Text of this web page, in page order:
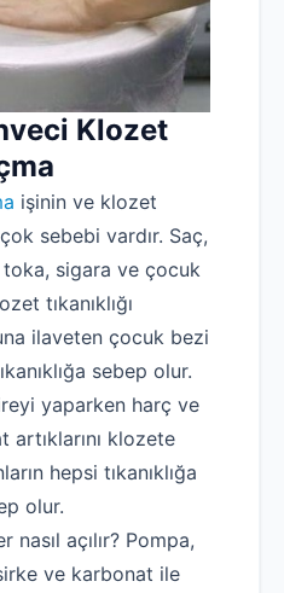
Klozet
işinin ve klozet
çok sebebi vardır. Saç,
toka, sigara ve çocuk
tıkanıklığı
ilaveten çocuk bezi
sebep olur.
yaparken harç ve
klozete
hepsi tıkanıklığa
olur.
nasıl açılır? Pompa,
ve karbonat ile